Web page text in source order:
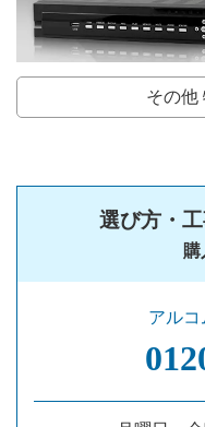
その他
選び方・
購
アル